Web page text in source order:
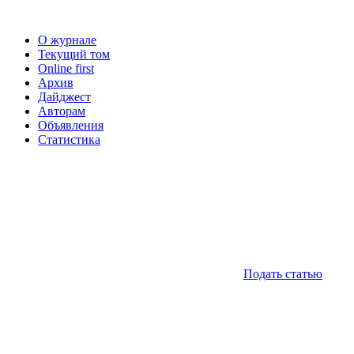
О журнале
Текущий том
Online first
Архив
Дайджест
Авторам
Объявления
Статистика
Подать статью